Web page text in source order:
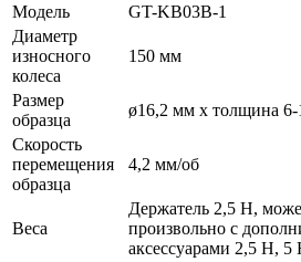
Модель
GT-KB03B-1
Диаметр
износного
колеса
150 мм
Размер
образца
ø16,2 мм x толщина
Скорость
перемещения
образца
4,2 мм/об
Веса
Держатель 2,5 Н,
произвольно с
аксессуарами 2,5 Н,